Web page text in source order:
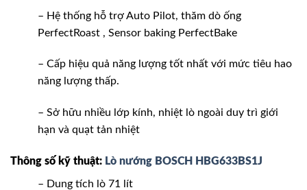
– Hệ thống hỗ trợ Auto Pilot, thăm dò ống
PerfectRoast , Sensor baking PerfectBake
– Cấp hiệu quả năng lượng tốt nhất với mức tiêu hao
năng lượng thấp.
– Sở hữu nhiều lớp kính, nhiệt lò ngoài duy trì giới
hạn và quạt tản nhiệt
Thông số kỹ thuật: Lò nướng BOSCH HBG633BS1J
– Dung tích lò 71 lít